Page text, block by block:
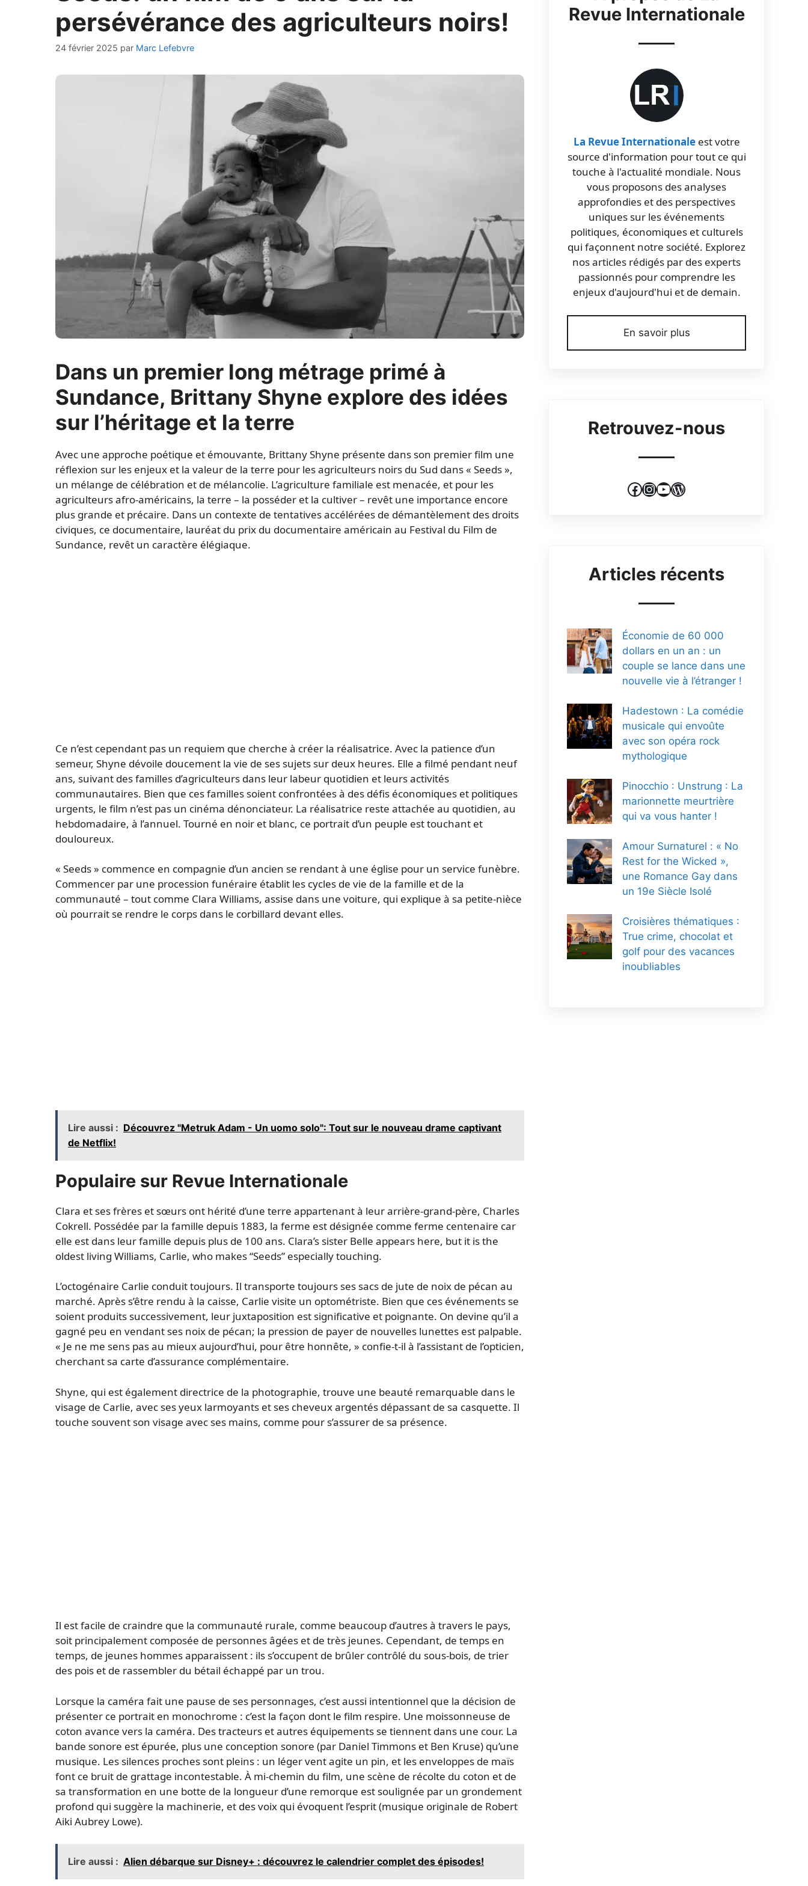
persévérance des agriculteurs noirs!
24 février 2025 par Marc Lefebvre
Dans un premier long métrage primé à
Sundance, Brittany Shyne explore des idées
sur l’héritage et la terre
Avec une approche poétique et émouvante, Brittany Shyne présente dans son premier film une
réflexion sur les enjeux et la valeur de la terre pour les agriculteurs noirs du Sud dans « Seeds »,
un mélange de célébration et de mélancolie. L’agriculture familiale est menacée, et pour les
agriculteurs afro-américains, la terre – la posséder et la cultiver – revêt une importance encore
plus grande et précaire. Dans un contexte de tentatives accélérées de démantèlement des droits
civiques, ce documentaire, lauréat du prix du documentaire américain au Festival du Film de
Sundance, revêt un caractère élégiaque.
Ce n’est cependant pas un requiem que cherche à créer la réalisatrice. Avec la patience d’un
semeur, Shyne dévoile doucement la vie de ses sujets sur deux heures. Elle a filmé pendant neuf
ans, suivant des familles d’agriculteurs dans leur labeur quotidien et leurs activités
communautaires. Bien que ces familles soient confrontées à des défis économiques et politiques
urgents, le film n’est pas un cinéma dénonciateur. La réalisatrice reste attachée au quotidien, au
hebdomadaire, à l’annuel. Tourné en noir et blanc, ce portrait d’un peuple est touchant et
douloureux.
« Seeds » commence en compagnie d’un ancien se rendant à une église pour un service funèbre.
Commencer par une procession funéraire établit les cycles de vie de la famille et de la
communauté – tout comme Clara Williams, assise dans une voiture, qui explique à sa petite-nièce
où pourrait se rendre le corps dans le corbillard devant elles.
Lire aussi : Découvrez "Metruk Adam - Un uomo solo": Tout sur le nouveau drame captivant
de Netflix!
Populaire sur Revue Internationale
Clara et ses frères et sœurs ont hérité d’une terre appartenant à leur arrière-grand-père, Charles
Cokrell. Possédée par la famille depuis 1883, la ferme est désignée comme ferme centenaire car
elle est dans leur famille depuis plus de 100 ans. Clara’s sister Belle appears here, but it is the
oldest living Williams, Carlie, who makes “Seeds” especially touching.
L’octogénaire Carlie conduit toujours. Il transporte toujours ses sacs de jute de noix de pécan au
marché. Après s’être rendu à la caisse, Carlie visite un optométriste. Bien que ces événements se
soient produits successivement, leur juxtaposition est significative et poignante. On devine qu’il a
gagné peu en vendant ses noix de pécan; la pression de payer de nouvelles lunettes est palpable.
« Je ne me sens pas au mieux aujourd’hui, pour être honnête, » confie-t-il à l’assistant de l’opticien,
cherchant sa carte d’assurance complémentaire.
Shyne, qui est également directrice de la photographie, trouve une beauté remarquable dans le
visage de Carlie, avec ses yeux larmoyants et ses cheveux argentés dépassant de sa casquette. Il
touche souvent son visage avec ses mains, comme pour s’assurer de sa présence.
Il est facile de craindre que la communauté rurale, comme beaucoup d’autres à travers le pays,
soit principalement composée de personnes âgées et de très jeunes. Cependant, de temps en
temps, de jeunes hommes apparaissent : ils s’occupent de brûler contrôlé du sous-bois, de trier
des pois et de rassembler du bétail échappé par un trou.
Lorsque la caméra fait une pause de ses personnages, c’est aussi intentionnel que la décision de
présenter ce portrait en monochrome : c’est la façon dont le film respire. Une moissonneuse de
coton avance vers la caméra. Des tracteurs et autres équipements se tiennent dans une cour. La
bande sonore est épurée, plus une conception sonore (par Daniel Timmons et Ben Kruse) qu’une
musique. Les silences proches sont pleins : un léger vent agite un pin, et les enveloppes de maïs
font ce bruit de grattage incontestable. À mi-chemin du film, une scène de récolte du coton et de
sa transformation en une botte de la longueur d’une remorque est soulignée par un grondement
profond qui suggère la machinerie, et des voix qui évoquent l’esprit (musique originale de Robert
Aiki Aubrey Lowe).
Lire aussi : Alien débarque sur Disney+ : découvrez le calendrier complet des épisodes!
Revue Internationale
La Revue Internationaleest votre
source d'information pour tout ce qui
touche à l'actualité mondiale. Nous
vous proposons des analyses
approfondies et des perspectives
uniques sur les événements
politiques, économiques et culturels
qui façonnent notre société. Explorez
nos articles rédigés par des experts
passionnés pour comprendre les
enjeux d'aujourd'hui et de demain.
En savoir plus
Retrouvez-nous
Facebook
Instagram
YouTube
WordPress
Articles récents
Économie de 60 000
dollars en un an : un
couple se lance dans une
nouvelle vie à l’étranger !
Hadestown : La comédie
musicale qui envoûte
avec son opéra rock
mythologique
Pinocchio : Unstrung : La
marionnette meurtrière
qui va vous hanter !
Amour Surnaturel : « No
Rest for the Wicked »,
une Romance Gay dans
un 19e Siècle Isolé
Croisières thématiques :
True crime, chocolat et
golf pour des vacances
inoubliables